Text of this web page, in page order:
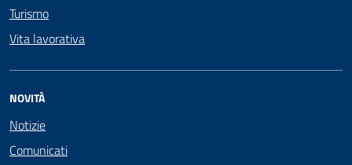
Turismo
Vita lavorativa
NOVITÀ
Notizie
Comunicati